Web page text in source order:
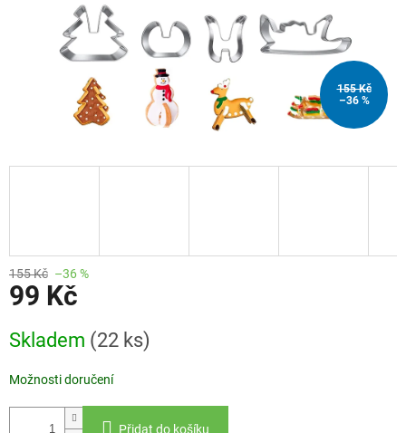
155 Kč
–36 %
155 Kč –36 %
99 Kč
cena:
Skladem (22 ks)
Možnosti doručení
Přidat do košíku